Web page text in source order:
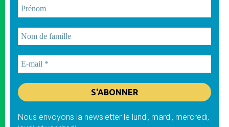
Nous envoyons la newsletter le lundi, mardi, mercredi,